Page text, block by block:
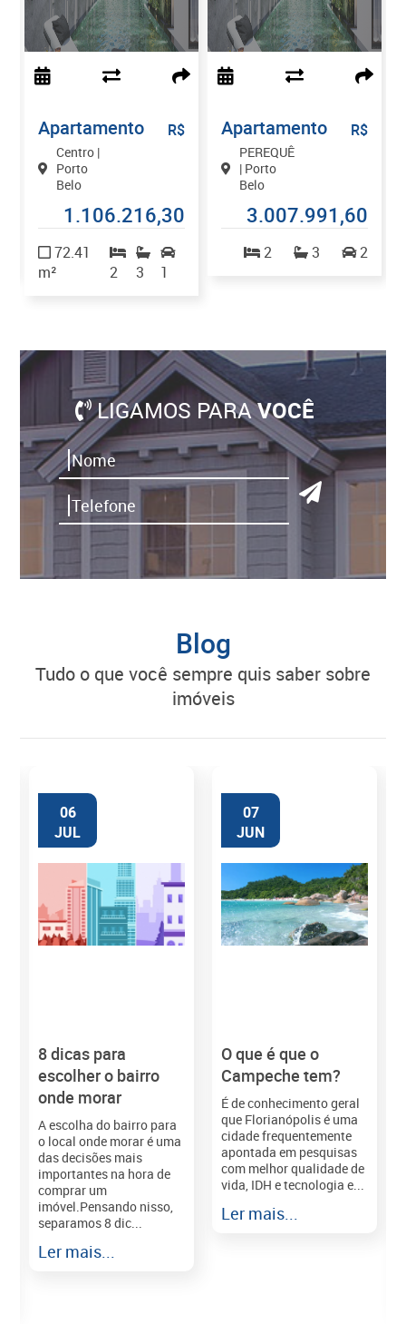
Apartamento
Centro |
Porto
Belo
R$
1.106.216,30
72.41
m²
2 3 1
Apartamento
PEREQUÊ
| Porto
Belo
R$
3.007.991,60
2 3 2
LIGAMOS PARAVOCÊ
Blog
tudo o que você sempre quis saber sobre
imóveis
06
JUL
8 dicas para
escolher o bairro
onde morar
A escolha do bairro para
o local onde morar é uma
das decisões mais
importantes na hora de
comprar um
imóvel.Pensando nisso,
separamos 8 dic...
Ler mais...
07
JUN
O que é que o
Campeche tem?
É de conhecimento geral
que Florianópolis é uma
cidade frequentemente
apontada em pesquisas
com melhor qualidade de
vida, IDH e tecnologia e...
Ler mais...